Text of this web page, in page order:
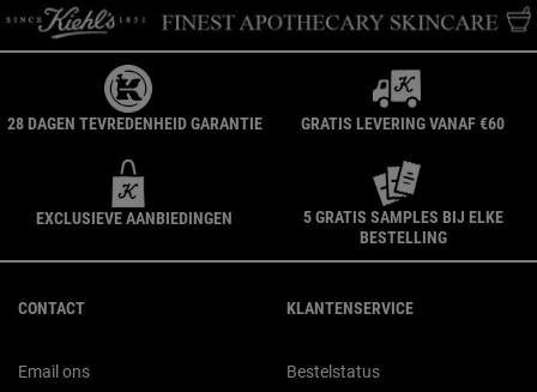
28 DAGEN TEVREDENHEID GARANTIE GRATIS LEVERING VANAF €60
EXCLUSIEVE AANBIEDINGEN
5 GRATIS SAMPLES BIJ ELKE
BESTELLING
CONTACT
Email ons
KLANTENSERVICE
Bestelstatus